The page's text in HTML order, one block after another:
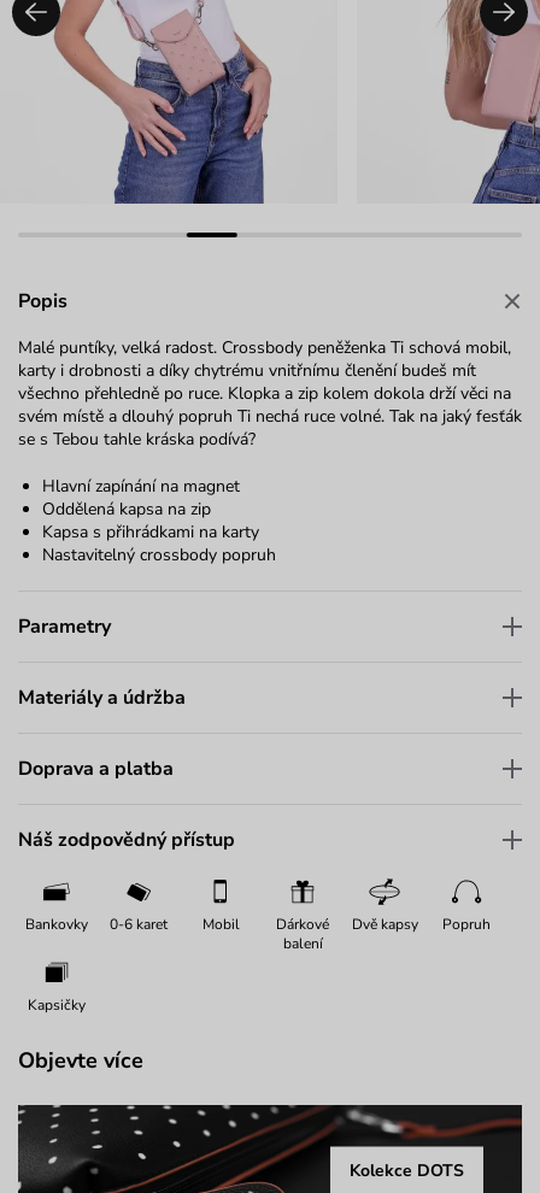
Popis
Malé puntíky, velká radost. Crossbody peněženka Ti schová mobil,
karty i drobnosti a díky chytrému vnitřnímu členění budeš mít
všechno přehledně po ruce. Klopka a zip kolem dokola drží věci na
svém místě a dlouhý popruh Ti nechá ruce volné. Tak na jaký fesťák
se s Tebou tahle kráska podívá?
Hlavní zapínání na magnet
Oddělená kapsa na zip
Kapsa s přihrádkami na karty
Nastavitelný crossbody popruh
Parametry
Materiály a údržba
Doprava a platba
Náš zodpovědný přístup
Bankovky 0-6 karet Mobil
Dárkové
balení
Dvě kapsy Popruh
Kapsičky
Objevte více
Kolekce DOTS